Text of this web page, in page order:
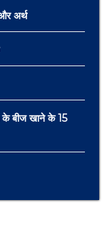
अर्थ
बीज खाने के 15